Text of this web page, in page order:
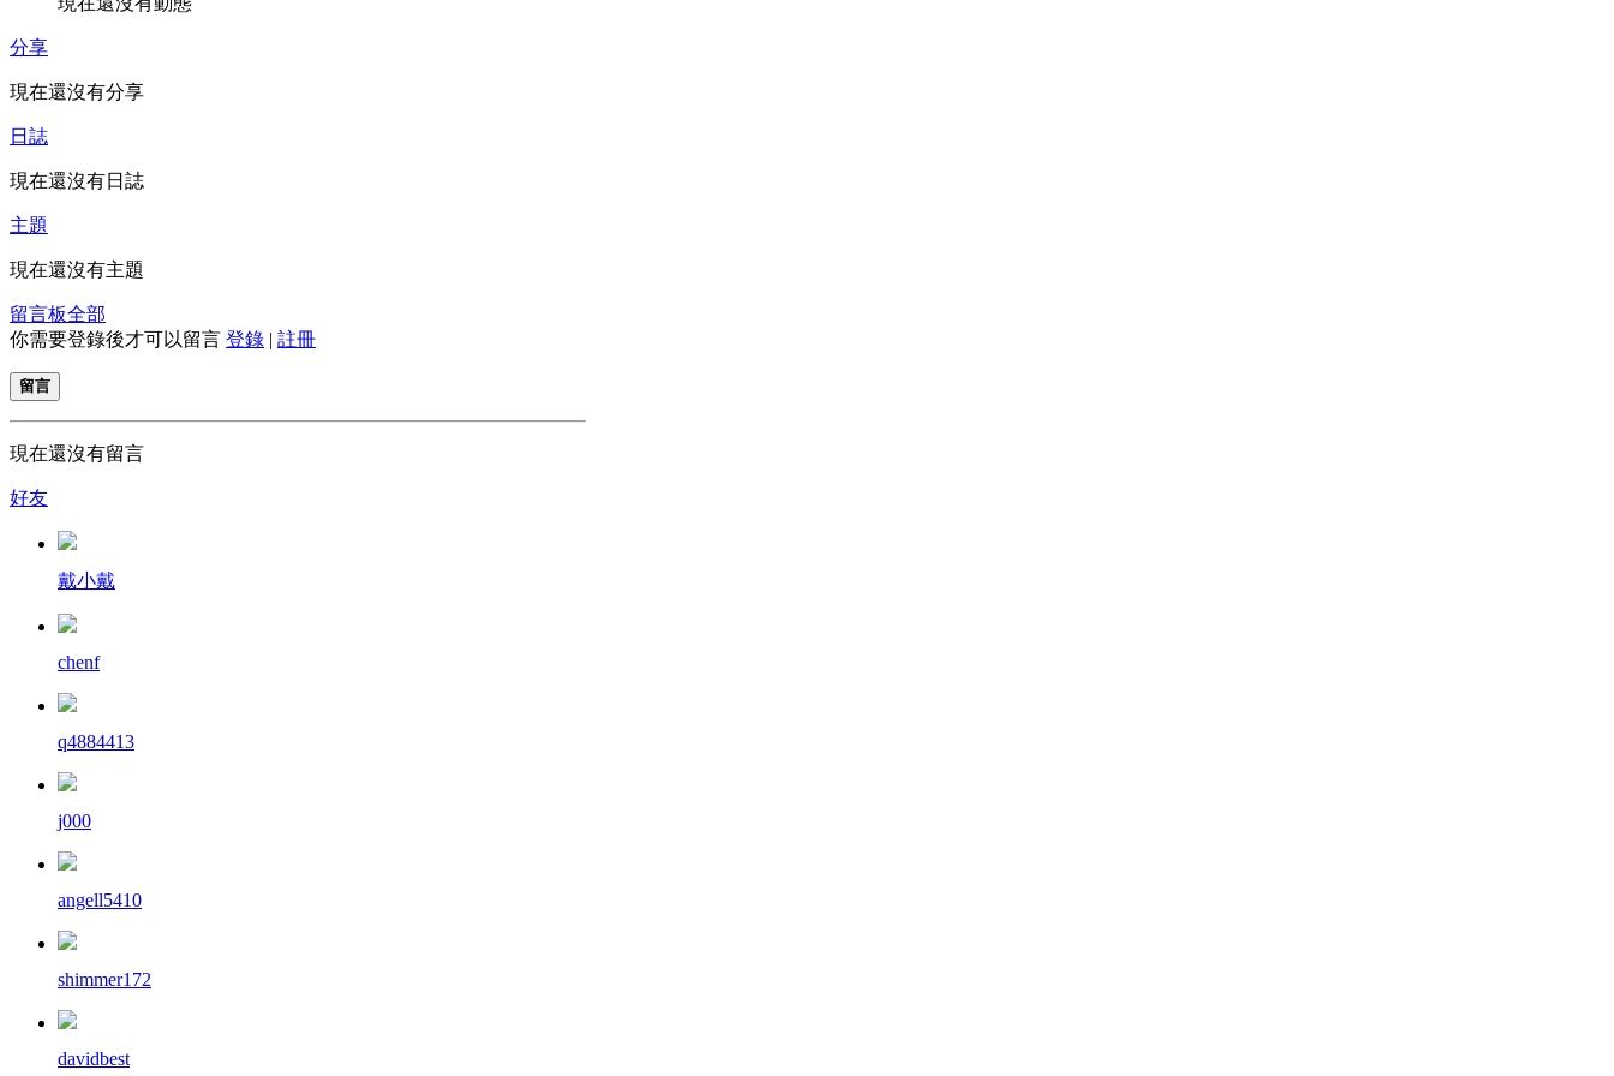
分享
現在還沒有分享
日誌
現在還沒有日誌
主題
現在還沒有主題
留言板全部
你需要登錄後才可以留言 登錄 | 註冊
留言
現在還沒有留言
好友
戴小戴
chenf
q4884413
j000
angell5410
shimmer172
davidbest